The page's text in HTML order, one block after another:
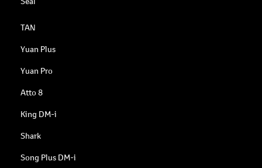
TAN
Yuan Plus
Yuan Pro
Atto 8
King DM-i
Shark
Song Plus DM-i